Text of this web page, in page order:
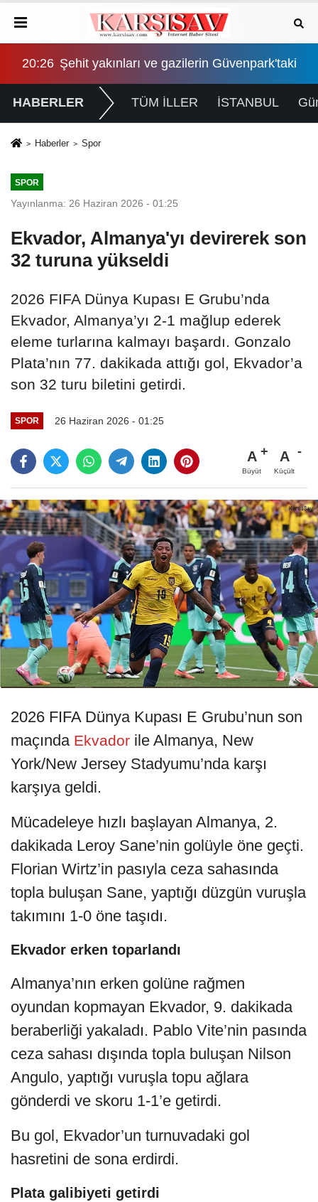
eylemi 27'nci gününde: "Biz sadaka değil,
02:10 "Çerçeve yasa" Adalet Komisyonu'nda:
HABERLER TÜM İLLER İSTANBUL
Haberler Spor
SPOR
Yayınlanma: 26 Haziran 2026 - 01:25
Ekvador, Almanya'yı devirerek son
32 turuna yükseldi
2026 FIFA Dünya Kupası E Grubu’nda
Ekvador, Almanya’yı 2-1 mağlup ederek
eleme turlarına kalmayı başardı. Gonzalo
Plata’nın 77. dakikada attığı gol, Ekvador’a
son 32 turu biletini getirdi.
SPOR 26 Haziran 2026 - 01:25
A
Büyüt
A
Küçült
2026 FIFA Dünya Kupası E Grubu’nun son
maçında Ekvador ile Almanya, New
York/New Jersey Stadyumu’nda karşı
karşıya geldi.
Mücadeleye hızlı başlayan Almanya, 2.
dakikada Leroy Sane’nin golüyle öne geçti.
Florian Wirtz’in pasıyla ceza sahasında
topla buluşan Sane, yaptığı düzgün vuruşla
takımını 1-0 öne taşıdı.
Ekvador erken toparlandı
Almanya’nın erken golüne rağmen
oyundan kopmayan Ekvador, 9. dakikada
beraberliği yakaladı. Pablo Vite’nin pasında
ceza sahası dışında topla buluşan Nilson
Angulo, yaptığı vuruşla topu ağlara
gönderdi ve skoru 1-1’e getirdi.
Bu gol, Ekvador’un turnuvadaki gol
hasretini de sona erdirdi.
Plata galibiyeti getirdi